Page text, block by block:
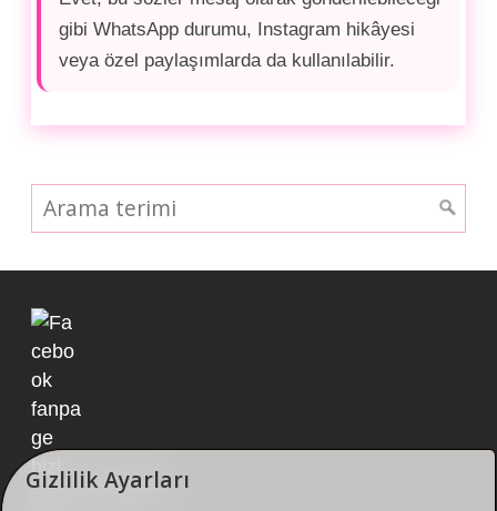
gibi WhatsApp durumu, Instagram hikâyesi
veya özel paylaşımlarda da kullanılabilir.
Fanpage
Gizlilik Ayarları